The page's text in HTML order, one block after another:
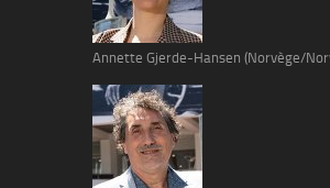
Annette Gjerde-Hansen (Norvège/